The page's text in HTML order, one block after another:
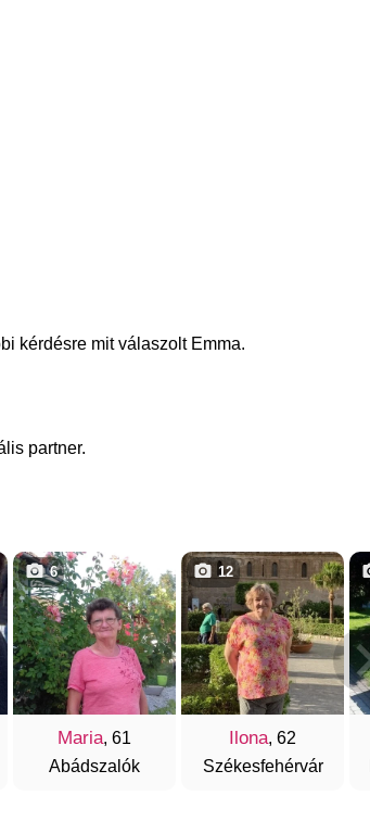
kérdésre mit válaszolt Emma.
partner.
Maria, 61
Abádszalók
6
Ilona, 62
Székesfehérvár
12